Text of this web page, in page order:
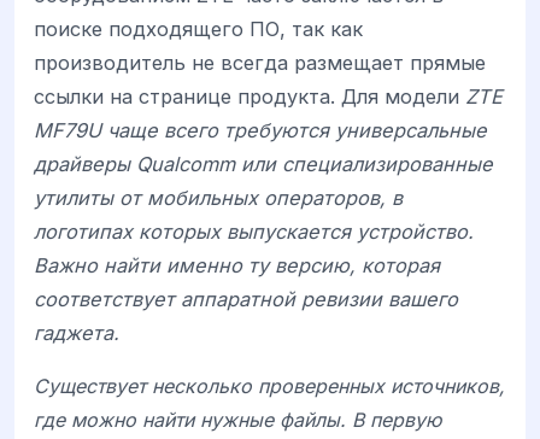
поиске подходящего ПО, так как
производитель не всегда размещает прямые
ссылки на странице продукта. Для модели ZTE
MF79U чаще всего требуются универсальные
драйверы Qualcomm или специализированные
утилиты от мобильных операторов, в
логотипах которых выпускается устройство.
Важно найти именно ту версию, которая
соответствует аппаратной ревизии вашего
гаджета.
Существует несколько проверенных источников,
где можно найти нужные файлы. В первую